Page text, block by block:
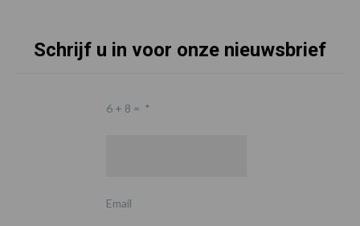
Schrijf u in voor onze nieuwsbrief
6 + 8 = *
Email